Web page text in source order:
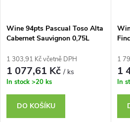
Wine 94pts Pascual Toso Alta
Cabernet Sauvignon 0,75L
1 303,91 Kč včetně DPH
1 077,61 Kč/ ks
In stock >20 ks
DO KOŠÍKU
1
1
In